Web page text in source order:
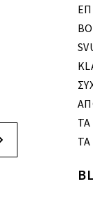
ΤΑ
ΤΑ